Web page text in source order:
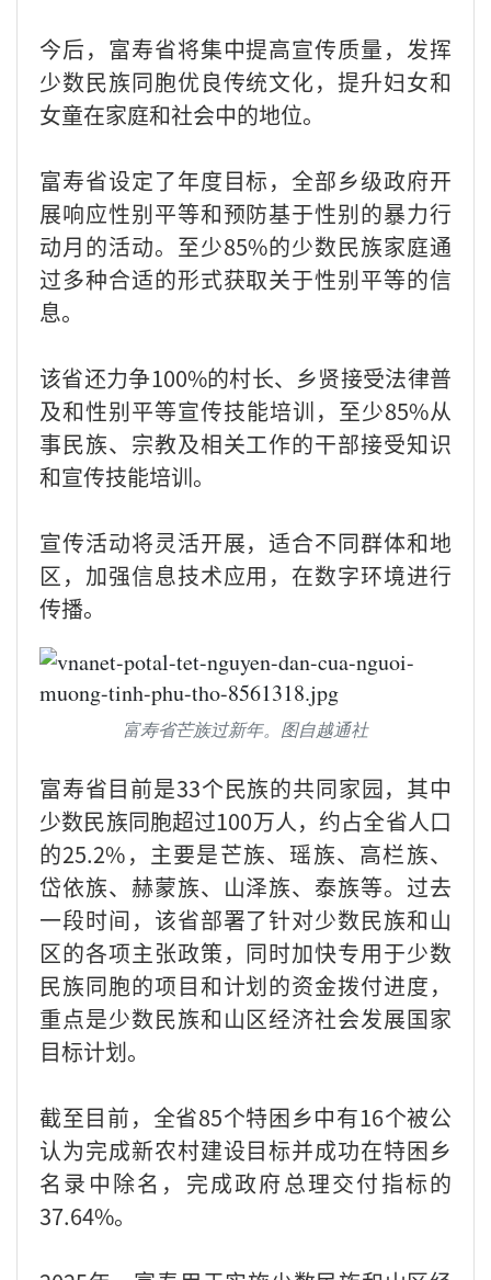
今后，富寿省将集中提高宣传质量，发挥
少数民族同胞优良传统文化，提升妇女和
女童在家庭和社会中的地位。
富寿省设定了年度目标，全部乡级政府开
展响应性别平等和预防基于性别的暴力行
动月的活动。至少85%的少数民族家庭通
过多种合适的形式获取关于性别平等的信
息。
该省还力争100%的村长、乡贤接受法律普
及和性别平等宣传技能培训，至少85%从
事民族、宗教及相关工作的干部接受知识
和宣传技能培训。
宣传活动将灵活开展，适合不同群体和地
区，加强信息技术应用，在数字环境进行
传播。
富寿省芒族过新年。图自越通社
富寿省目前是33个民族的共同家园，其中
少数民族同胞超过100万人，约占全省人口
的25.2%，主要是芒族、瑶族、高栏族、
岱依族、赫蒙族、山泽族、泰族等。过去
一段时间，该省部署了针对少数民族和山
区的各项主张政策，同时加快专用于少数
民族同胞的项目和计划的资金拨付进度，
重点是少数民族和山区经济社会发展国家
目标计划。
截至目前，全省85个特困乡中有16个被公
认为完成新农村建设目标并成功在特困乡
名录中除名，完成政府总理交付指标的
37.64%。